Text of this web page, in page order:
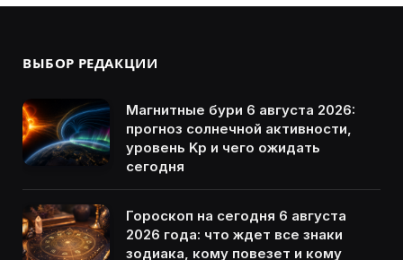
ВЫБОР РЕДАКЦИИ
Магнитные бури 6 августа 2026:
прогноз солнечной активности,
уровень Kp и чего ожидать
сегодня
Гороскоп на сегодня 6 августа
2026 года: что ждет все знаки
зодиака, кому повезет и кому